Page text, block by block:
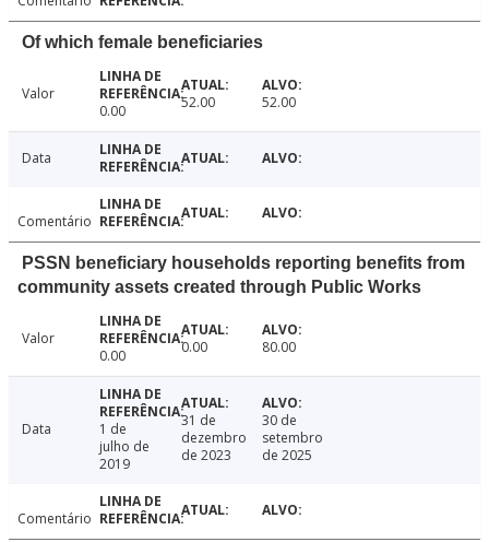
Of which female beneficiaries
Valor
0.00
52.00 52.00
Data
Comentário
PSSN beneficiary households reporting benefits from
community assets created through Public Works
Valor
0.00
0.00 80.00
Data
1 de
julho de
2019
31 de
dezembro
de 2023
30 de
setembro
de 2025
Comentário